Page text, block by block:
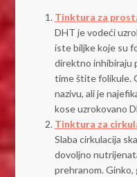
Tinktura za
DHT je vodeći
iste biljke koje su
direktno inhibiraju
time štite folikule.
nazivu, ali je
kose uzrokovano
Tinktura za
Slaba cirkulacija
dovoljno
prehranom.